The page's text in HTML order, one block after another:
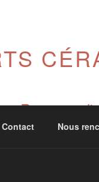
: Restaurer
Contact Nous